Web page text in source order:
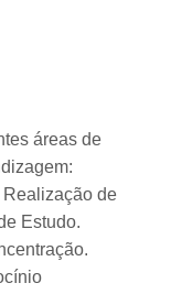
áreas de
Realização de
Estudo.